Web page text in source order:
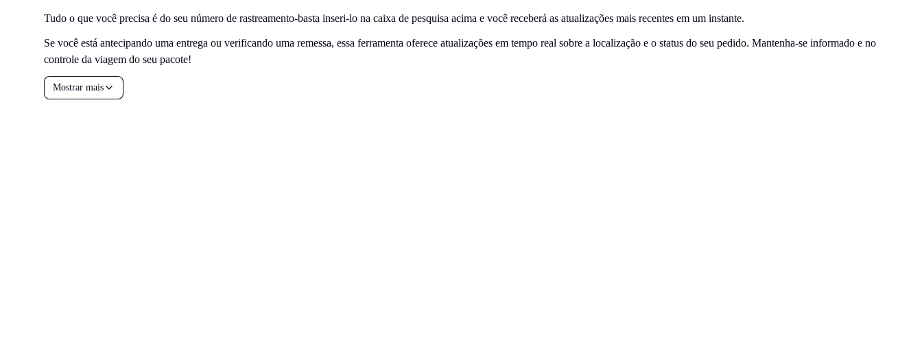
Tudo o que você precisa é do seu número de rastreamento-basta inseri-lo na caixa de pesquisa acima e você receberá as atualizações mais recentes em um instante.
Se você está antecipando uma entrega ou verificando uma remessa, essa ferramenta oferece atualizações em tempo real sobre a localização e o status do seu pedido. Mantenha-se informado e no
controle da viagem do seu pacote!
Mostrar mais